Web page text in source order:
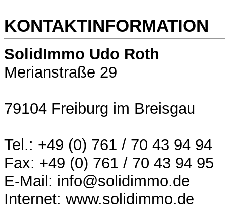
KONTAKTINFORMATION
SolidImmo Udo Roth
Merianstraße 29
79104 Freiburg im Breisgau
Tel.: +49 (0) 761 / 70 43 94 94
Fax: +49 (0) 761 / 70 43 94 95
E-Mail: info@solidimmo.de
Internet: www.solidimmo.de